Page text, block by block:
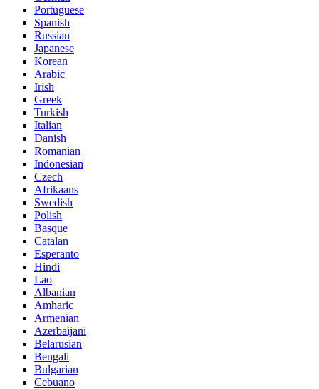
Portuguese
Spanish
Russian
Japanese
Korean
Arabic
Irish
Greek
Turkish
Italian
Danish
Romanian
Indonesian
Czech
Afrikaans
Swedish
Polish
Basque
Catalan
Esperanto
Hindi
Lao
Albanian
Amharic
Armenian
Azerbaijani
Belarusian
Bengali
Bulgarian
Cebuano